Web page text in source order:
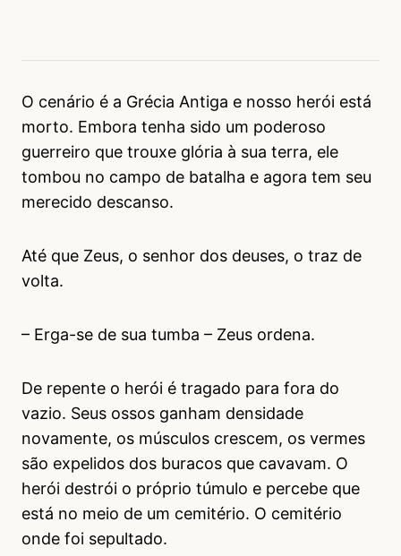
O cenário é a Grécia Antiga e nosso herói está
morto. Embora tenha sido um poderoso
guerreiro que trouxe glória à sua terra, ele
tombou no campo de batalha e agora tem seu
merecido descanso.
Até que Zeus, o senhor dos deuses, o traz de
volta.
– Erga-se de sua tumba – Zeus ordena.
De repente o herói é tragado para fora do
vazio. Seus ossos ganham densidade
novamente, os músculos crescem, os vermes
são expelidos dos buracos que cavavam. O
herói destrói o próprio túmulo e percebe que
está no meio de um cemitério. O cemitério
onde foi sepultado.